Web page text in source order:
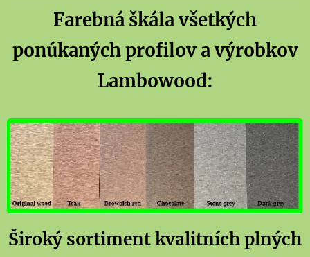
Farebná škála všetkých
ponúkaných profilov a výrobkov
Lambowood:
Široký sortiment kvalitních plných